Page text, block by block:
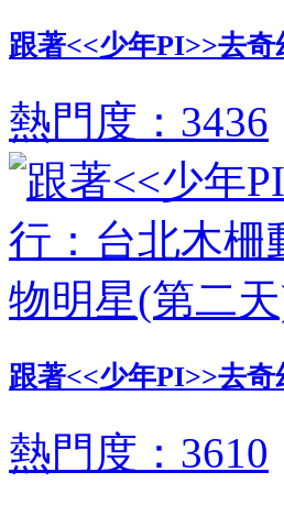
跟著<<少年PI>>去奇
熱門度：3436
跟著<<少年PI>>去奇
熱門度：3610